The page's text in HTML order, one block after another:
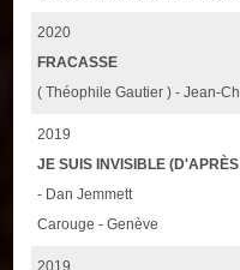
2020
FRACASSE
( Théophile Gautier ) - Jean-
2019
JE SUIS INVISIBLE
- Dan Jemmett
Carouge - Genève
2019